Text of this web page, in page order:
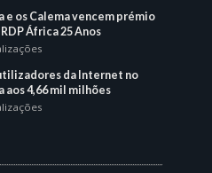
e os Calema vencem prémio
África 25 Anos
da Internet no
aos 4,66 mil milhões